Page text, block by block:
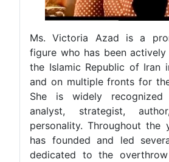
Ms. Victoria Azad is a
figure who has been
the Islamic Republic of Iran
and on multiple fronts for
She is widely
analyst, strategist,
personality. Throughout the
has founded and led
dedicated to the